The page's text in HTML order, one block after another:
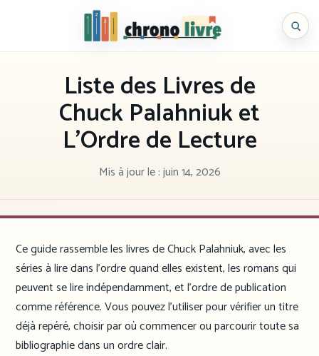
Chronolivre
Liste des Livres de
Chuck Palahniuk et
L’Ordre de Lecture
Mis à jour le :juin 14, 2026
Ce guide rassemble les livres de Chuck Palahniuk, avec les
séries à lire dans l’ordre quand elles existent, les romans qui
peuvent se lire indépendamment, et l’ordre de publication
comme référence. Vous pouvez l’utiliser pour vérifier un titre
déjà repéré, choisir par où commencer ou parcourir toute sa
bibliographie dans un ordre clair.